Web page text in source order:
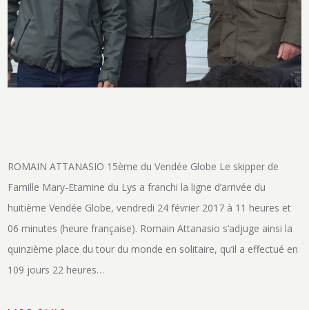
ROMAIN ATTANASIO 15ème du Vendée Globe Le skipper de
Famille Mary-Etamine du Lys a franchi la ligne d’arrivée du
huitième Vendée Globe, vendredi 24 février 2017 à 11 heures et
06 minutes (heure française). Romain Attanasio s’adjuge ainsi la
quinzième place du tour du monde en solitaire, qu’il a effectué en
109 jours 22 heures…